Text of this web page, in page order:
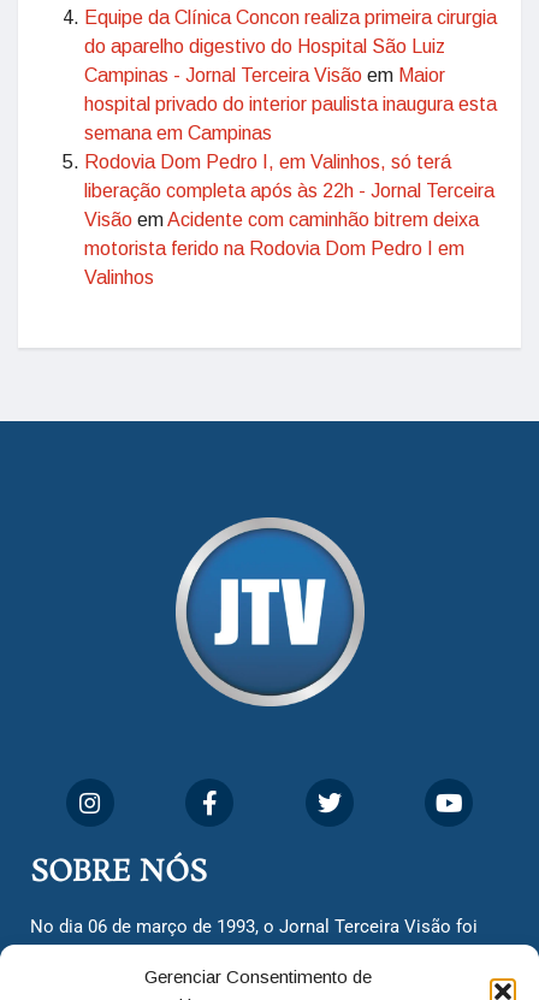
Gerenciar Consentimento de
Equipe da Clínica Concon realiza primeira cirurgia
do aparelho digestivo do Hospital São Luiz
Campinas - Jornal Terceira Visão em Maior
hospital privado do interior paulista inaugura esta
semana em Campinas
Rodovia Dom Pedro I, em Valinhos, só terá
liberação completa após às 22h - Jornal Terceira
Visão emAcidente com caminhão bitrem deixa
motorista ferido na Rodovia Dom Pedro I em
Valinhos
SOBRE NÓS
No dia 06 de março de 1993, o Jornal Terceira Visão foi
cidadãos valinhenses, já que naquela época só existiam